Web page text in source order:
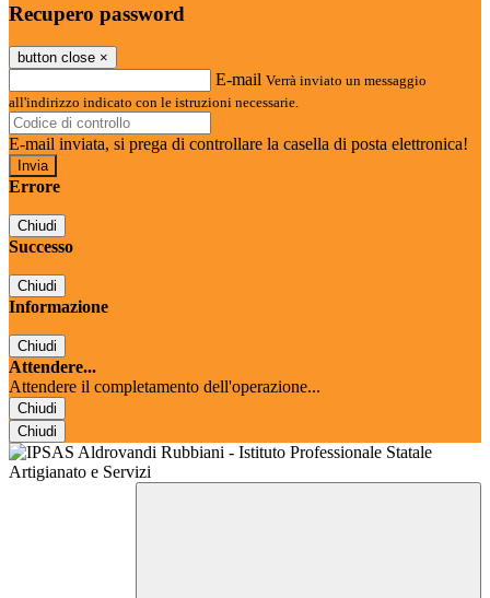
Recupero password
button close ×
E-mail Verrà inviato un messaggio
all'indirizzo indicato con le istruzioni necessarie.
E-mail inviata, si prega di controllare la casella di posta elettronica!
Errore
Chiudi
Successo
Chiudi
Informazione
Chiudi
Attendere...
Attendere il completamento dell'operazione...
Chiudi
Chiudi